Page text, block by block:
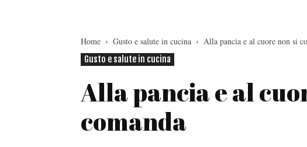
Home Gusto e salute in cucina
Alla pancia e al cuore non si
Gusto e salute in cucina
Alla pancia e al
comanda